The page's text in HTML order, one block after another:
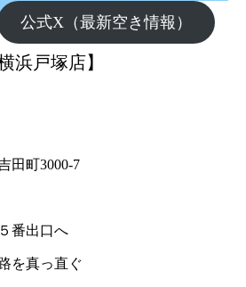
公式X（最新空き情報）
浜戸塚店】
田町3000-7
番出口へ
を真っ直ぐ